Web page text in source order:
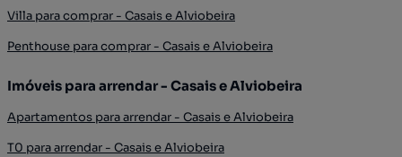
Villa para comprar - Casais e Alviobeira
Penthouse para comprar - Casais e Alviobeira
Imóveis para arrendar - Casais e Alviobeira
Apartamentos para arrendar - Casais e Alviobeira
T0 para arrendar - Casais e Alviobeira